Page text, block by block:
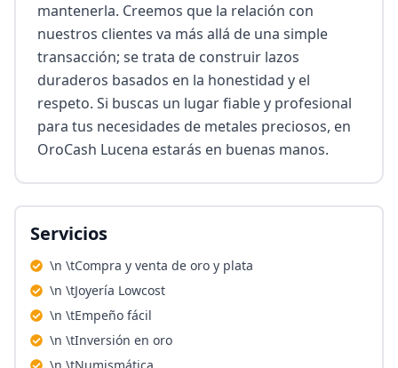
mantenerla. Creemos que la relación con
nuestros clientes va más allá de una simple
transacción; se trata de construir lazos
duraderos basados en la honestidad y el
respeto. Si buscas un lugar fiable y profesional
para tus necesidades de metales preciosos, en
OroCash Lucena estarás en buenas manos.
Servicios
\n \tCompra y venta de oro y plata
\n \tJoyería Lowcost
\n \tEmpeño fácil
\n \tInversión en oro